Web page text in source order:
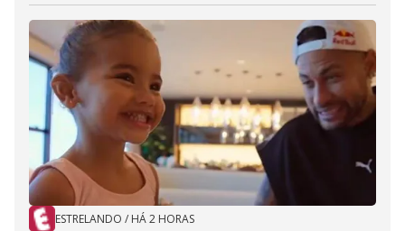
ESTRELANDO / HÁ 2 HORAS